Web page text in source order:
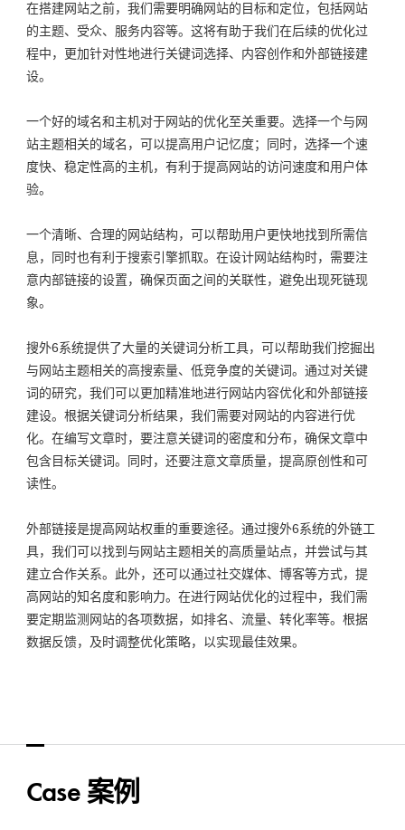
CASE・设计案例
CONTACT・联系方式
SUBMIT・提交需求
SUBMIT・提交需求
在搭建网站之前，我们需要明确网站的目标和定位，包括网站
的主题、受众、服务内容等。这将有助于我们在后续的优化过
程中，更加针对性地进行关键词选择、内容创作和外部链接建
设。
一个好的域名和主机对于网站的优化至关重要。选择一个与网
站主题相关的域名，可以提高用户记忆度；同时，选择一个速
度快、稳定性高的主机，有利于提高网站的访问速度和用户体
验。
一个清晰、合理的网站结构，可以帮助用户更快地找到所需信
息，同时也有利于搜索引擎抓取。在设计网站结构时，需要注
意内部链接的设置，确保页面之间的关联性，避免出现死链现
象。
搜外6系统提供了大量的关键词分析工具，可以帮助我们挖掘出
与网站主题相关的高搜索量、低竞争度的关键词。通过对关键
词的研究，我们可以更加精准地进行网站内容优化和外部链接
建设。根据关键词分析结果，我们需要对网站的内容进行优
化。在编写文章时，要注意关键词的密度和分布，确保文章中
包含目标关键词。同时，还要注意文章质量，提高原创性和可
读性。
外部链接是提高网站权重的重要途径。通过搜外6系统的外链工
具，我们可以找到与网站主题相关的高质量站点，并尝试与其
建立合作关系。此外，还可以通过社交媒体、博客等方式，提
高网站的知名度和影响力。在进行网站优化的过程中，我们需
要定期监测网站的各项数据，如排名、流量、转化率等。根据
数据反馈，及时调整优化策略，以实现最佳效果。
Case 案例